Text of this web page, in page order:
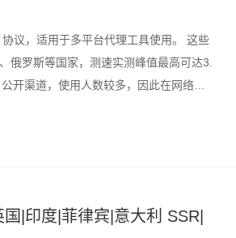
议，适用于多平台代理工具使用。 这些
俄罗斯等国家，测速实测峰值最高可达3.
开渠道，使用人数较多，因此在网络高
|印度|菲律宾|意大利 SSR|